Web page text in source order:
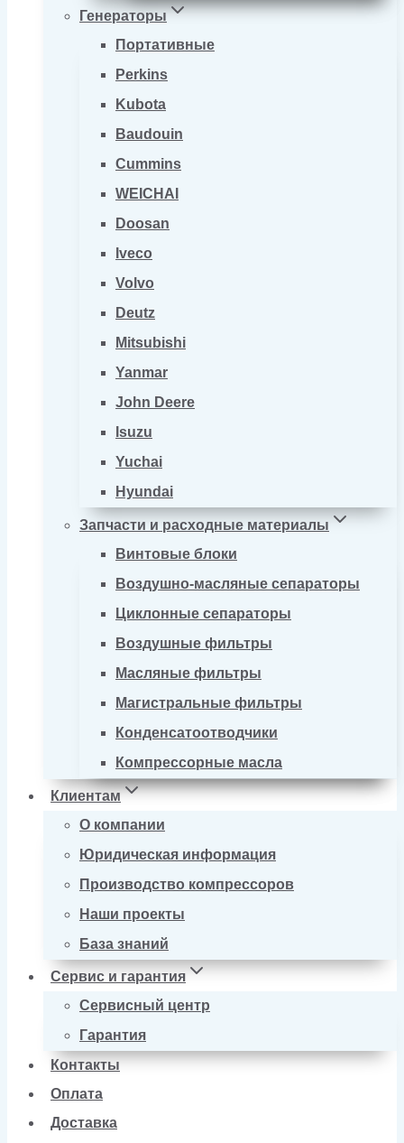
Генераторы
Портативные
Perkins
Kubota
Baudouin
Cummins
WEICHAI
Doosan
Iveco
Volvo
Deutz
Mitsubishi
Yanmar
John Deere
Isuzu
Yuchai
Hyundai
Запчасти и расходные материалы
Винтовые блоки
Воздушно-масляные сепараторы
Циклонные сепараторы
Воздушные фильтры
Масляные фильтры
Магистральные фильтры
Конденсатоотводчики
Компрессорные масла
Клиентам
О компании
Юридическая информация
Производство компрессоров
Наши проекты
База знаний
Сервис и гарантия
Сервисный центр
Гарантия
Контакты
Оплата
Доставка